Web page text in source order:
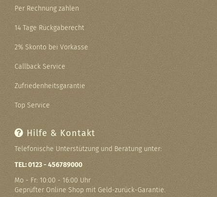
Per Rechnung zahlen
14 Tage Rückgaberecht
2% Skonto bei Vorkasse
Callback Service
Zufriedenheitsgarantie
Top Service
Hilfe & Kontakt
Telefonische Unterstützung und Beratung unter:
TEL: 0123 - 456789000
Mo - Fr: 10:00 - 16:00 Uhr
Geprüfter Online Shop mit Geld-zurück-Garantie.